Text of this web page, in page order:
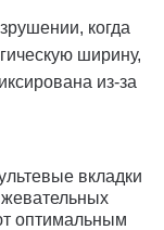
когда
ширину,
из-за
вкладки
оптимальным